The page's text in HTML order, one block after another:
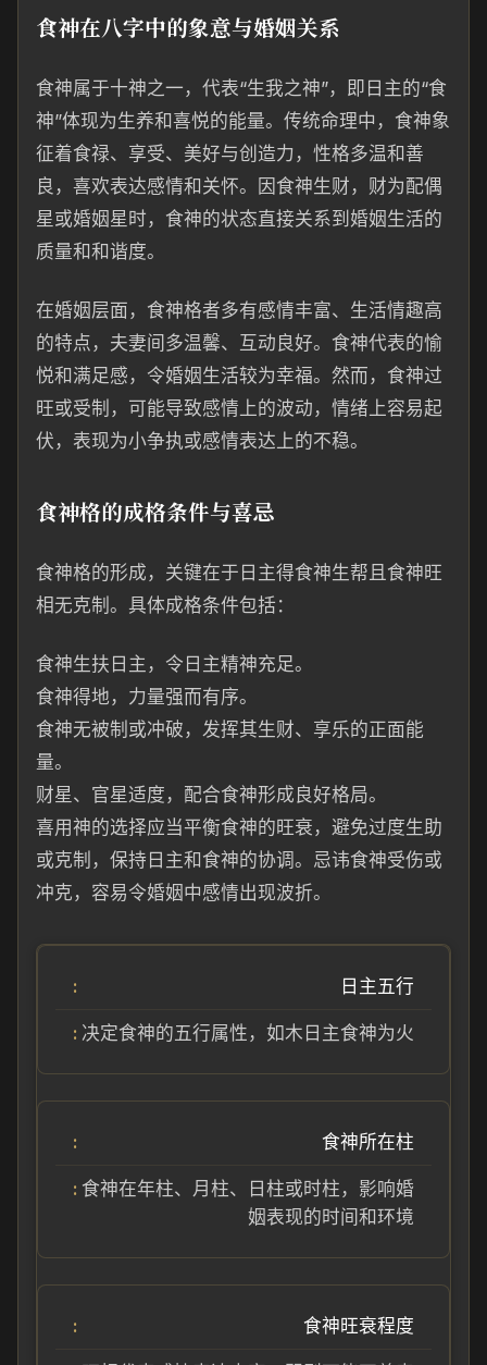
食神在八字中的象意与婚姻关系
食神属于十神之一，代表“生我之神”，即日主的“食
神”体现为生养和喜悦的能量。传统命理中，食神象
征着食禄、享受、美好与创造力，性格多温和善
良，喜欢表达感情和关怀。因食神生财，财为配偶
星或婚姻星时，食神的状态直接关系到婚姻生活的
质量和和谐度。
在婚姻层面，食神格者多有感情丰富、生活情趣高
的特点，夫妻间多温馨、互动良好。食神代表的愉
悦和满足感，令婚姻生活较为幸福。然而，食神过
旺或受制，可能导致感情上的波动，情绪上容易起
伏，表现为小争执或感情表达上的不稳。
食神格的成格条件与喜忌
食神格的形成，关键在于日主得食神生帮且食神旺
相无克制。具体成格条件包括：
食神生扶日主，令日主精神充足。
食神得地，力量强而有序。
食神无被制或冲破，发挥其生财、享乐的正面能
量。
财星、官星适度，配合食神形成良好格局。
喜用神的选择应当平衡食神的旺衰，避免过度生助
或克制，保持日主和食神的协调。忌讳食神受伤或
冲克，容易令婚姻中感情出现波折。
日主五行
决定食神的五行属性，如木日主食神为火
食神所在柱
食神在年柱、月柱、日柱或时柱，影响婚
姻表现的时间和环境
食神旺衰程度